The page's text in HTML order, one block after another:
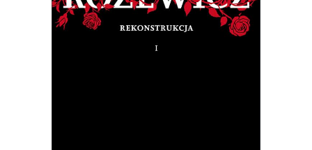
Na pytanie: „Kim jesteś?”, Tadeusz
Różewicz odpowiedział przed laty: „Kto
mnie uważnie czyta, ten wie”.